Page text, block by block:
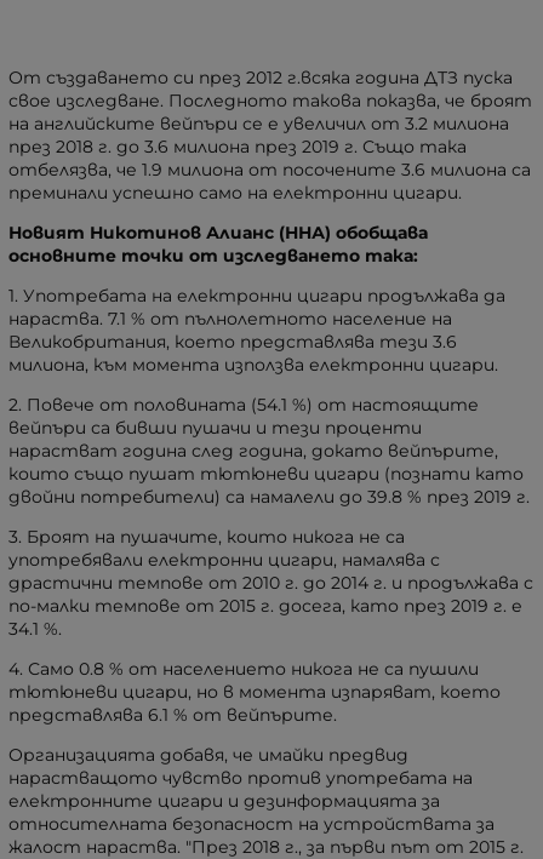
От създаването си през 2012 г.всяка година ДТЗ пуска
свое изследване. Последното такова показва, че броят
на английските вейпъри се е увеличил от 3.2 милиона
през 2018 г. до 3.6 милиона през 2019 г. Също така
отбелязва, че 1.9 милиона от посочените 3.6 милиона са
преминали успешно само на електронни цигари.
Новият Никотинов Алианс (ННА) обобщава
основните точки от изследването така:
1. Употребата на електронни цигари продължава да
нараства. 7.1 % от пълнолетното население на
Великобритания, което представлява тези 3.6
милиона, към момента използва електронни цигари.
2. Повече от половината (54.1 %) от настоящите
вейпъри са бивши пушачи и тези проценти
нарастват година след година, докато вейпърите,
които също пушат тютюневи цигари (познати като
двойни потребители) са намалели до 39.8 % през 2019 г.
3. Броят на пушачите, които никога не са
употребявали електронни цигари, намалява с
драстични темпове от 2010 г. до 2014 г. и продължава с
по-малки темпове от 2015 г. досега, като през 2019 г. е
34.1 %.
4. Само 0.8 % от населението никога не са пушили
тютюневи цигари, но в момента изпаряват, което
представлява 6.1 % от вейпърите.
Организацията добавя, че имайки предвид
нарастващото чувство против употребата на
електронните цигари и дезинформацията за
относителната безопасност на устройствата за
жалост нараства. "През 2018 г., за първи път от 2015 г.